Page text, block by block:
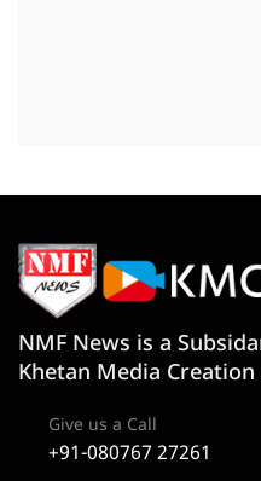
NMF News is a
Khetan Media Creation
Give us a Call
+91-080767 27261